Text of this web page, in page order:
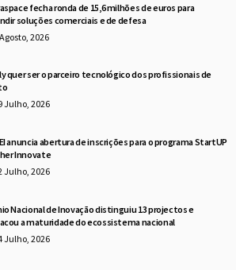
fecha ronda de 15,6 milhões de euros para
soluções comerciais e de defesa
2026
quer ser o parceiro tecnológico dos profissionais de
Julho, 2026
anuncia abertura de inscrições para o programa StartUP
Innovate
Julho, 2026
Nacional de Inovação distinguiu 13 projectos e
a maturidade do ecossistema nacional
Julho, 2026